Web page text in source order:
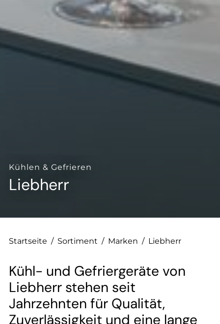
--
Kühlen & Gefrieren
Liebherr
Startseite / Sortiment / Marken / Liebherr
Kühl- und Gefriergeräte von
Liebherr stehen seit
Jahrzehnten für Qualität,
Zuverlässigkeit und eine lange